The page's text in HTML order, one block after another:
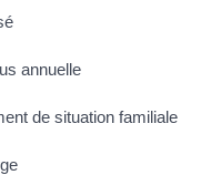
annuelle
de situation familiale